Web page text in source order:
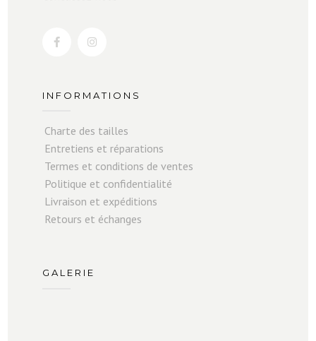
INFORMATIONS
Charte des tailles
Entretiens et réparations
Termes et conditions de ventes
Politique et confidentialité
Livraison et expéditions
Retours et échanges
GALERIE